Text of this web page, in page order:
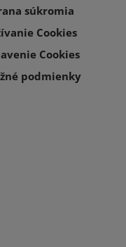
súkromia
Cookies
Cookies
podmienky